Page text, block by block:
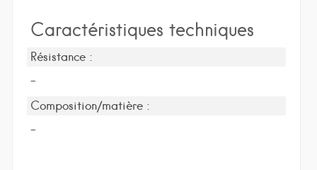
Caractéristiques techniques
Résistance :
-
Composition/matière :
-